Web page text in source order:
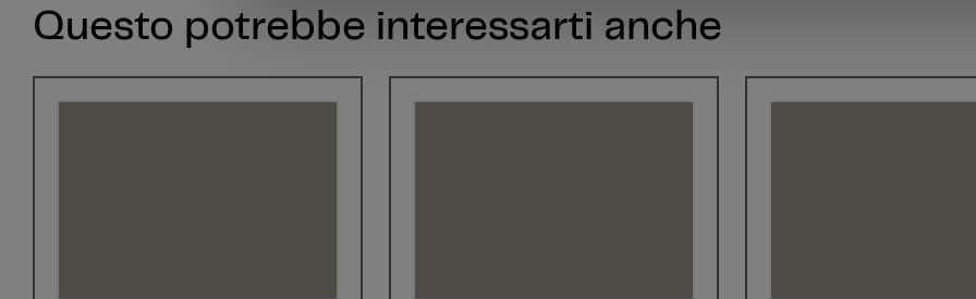
Questo potrebbe interessarti anche